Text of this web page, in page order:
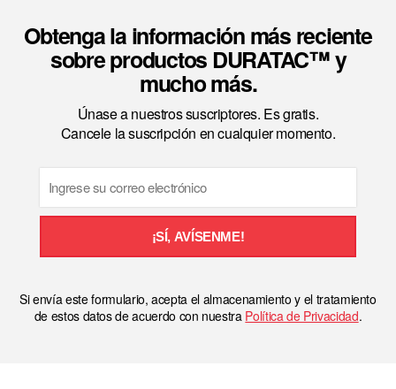
Obtenga la información más reciente
sobre productos DURATAC™ y
mucho más.
Únase a nuestros suscriptores. Es gratis.
Cancele la suscripción en cualquier momento.
¡SÍ, AVÍSENME!
Si envía este formulario, acepta el almacenamiento y el tratamiento
de estos datos de acuerdo con nuestra Política de Privacidad.